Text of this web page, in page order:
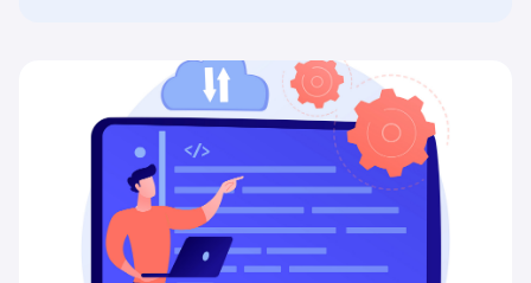
tecnologia, principalmente para
empresários que estão dando seus
primeiros passos ou que estão à frente de
pequenos negócios. Neste artigo, você vai
conhecer alguns benefícios em contar com
as tecnologias para impulsionar a
produtividade da sua empresa.